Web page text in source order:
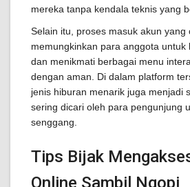
mereka tanpa kendala teknis yang
Selain itu, proses masuk akun yang
memungkinkan para anggota untuk
dan menikmati berbagai menu
dengan aman. Di dalam platform
jenis hiburan menarik juga menjadi
sering dicari oleh para pengunjung
senggang.
Tips Bijak
Online Sambil Ngopi